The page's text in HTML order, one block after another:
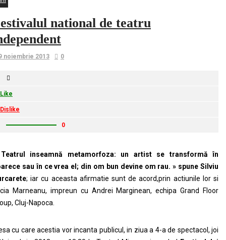
national de teatru
noiembrie 2013 0
Like
Dislike
0
inseamnă metamorfoza: un artist se transformă în
sau în ce vrea el; din om bun devine om rau. » spune Silviu
; iar cu aceasta afirmatie sunt de acord,prin actiunile lor si
Marneanu, impreun cu Andrei Marginean, echipa Grand Floor
Cluj-Napoca.
cu care acestia vor incanta publicul, in ziua a 4-a de spectacol, joi